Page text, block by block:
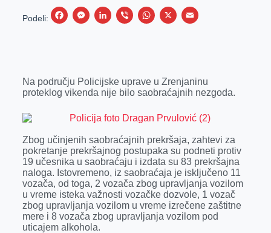
Podeli:
F
b
o
M
e
g
r
L
e
I
V
r
W
s
p
X
E
l
Na području Policijske uprave u Zrenjaninu
proteklog vikenda nije bilo saobraćajnih nezgoda.
Zbog učinjenih saobraćajnih prekršaja, zahtevi za
pokretanje prekršajnog postupaka su podneti protiv
19 učesnika u saobraćaju i izdata su 83 prekršajna
naloga. Istovremeno, iz saobraćaja je isključeno 11
vozača, od toga, 2 vozača zbog upravljanja vozilom
u vreme isteka važnosti vozačke dozvole, 1 vozač
zbog upravljanja vozilom u vreme izrečene zaštitne
mere i 8 vozača zbog upravljanja vozilom pod
uticajem alkohola.